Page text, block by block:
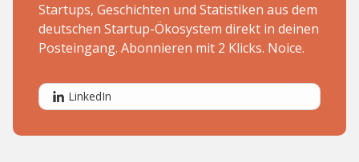
Startups, Geschichten und Statistiken aus dem
deutschen Startup-Ökosystem direkt in deinen
Posteingang. Abonnieren mit 2 Klicks. Noice.
LinkedIn